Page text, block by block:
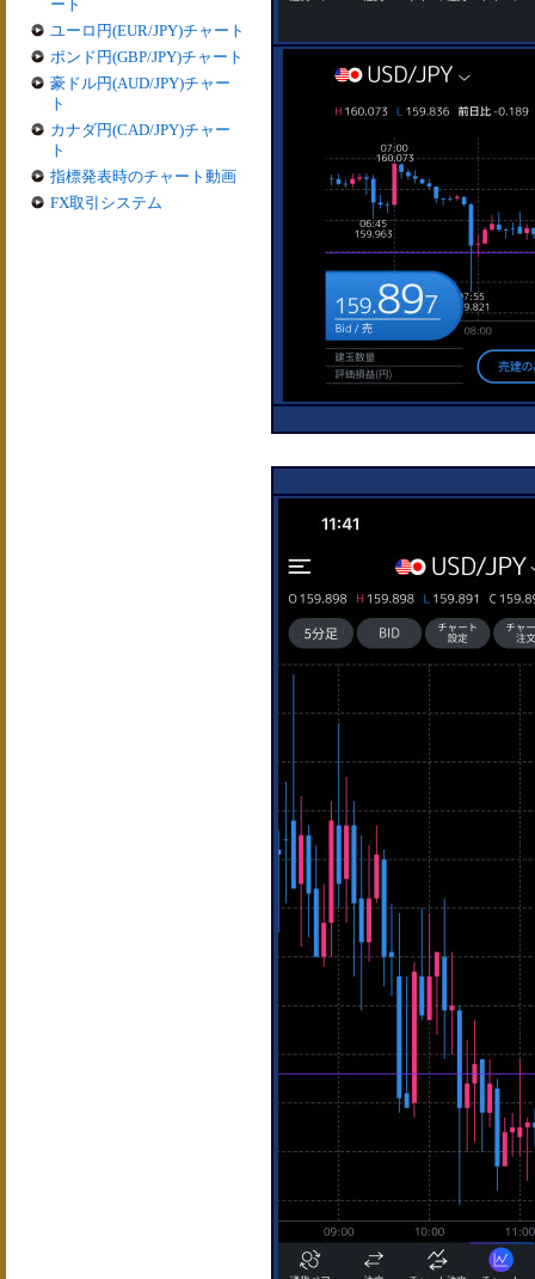
ート
ユーロ円(EUR/JPY)チャート
ポンド円(GBP/JPY)チャート
豪ドル円(AUD/JPY)チャー
ト
カナダ円(CAD/JPY)チャー
ト
指標発表時のチャート動画
FX取引システム